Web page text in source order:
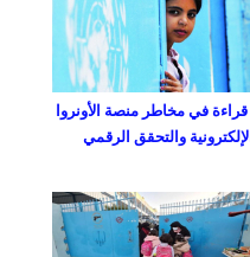
قراءة في مخاطر منصة الأونروا
الإلكترونية والتحقق الرقمي